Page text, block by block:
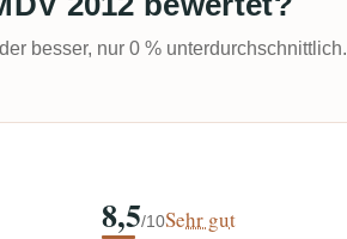
besser, nur 0 % unterdurchschnittlich.
8,5/10Sehr gut